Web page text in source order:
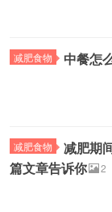
减肥食物 中餐怎
减肥食物
减肥期
篇文章告诉你
2